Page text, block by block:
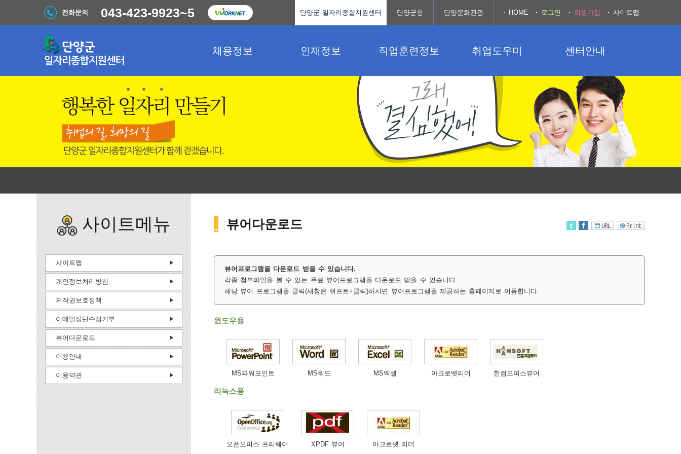
채용정보 인재정보 직업훈련정보 취업도우미 센터안내
전화문의 043-423-9923~5 단양군 일자리종합지원센터 단양군청 단양문화관광 HOME 로그인 회원가입 사이트맵
뷰어다운로드
뷰어프로그램을 다운로드 받을 수 있습니다.
각종 첨부파일을 볼 수 있는 무료 뷰어프로그램을 다운로드 받을 수 있습니다.
해당 뷰어 프로그램을 클릭(새창은 쉬프트+클릭)하시면 뷰어프로그램을 제공하는 홈페이지로 이동합니다.
윈도우용
MS파워포인트 MS워드 MS엑셀 아크로벳리더 한컴오피스뷰어
리눅스용
오픈오피스 프리웨어 XPDF 뷰어 아크로벳 리더
사이트메뉴
사이트맵
개인정보처리방침
저작권보호정책
이메일집단수집거부
뷰어다운로드
이용안내
이용약관